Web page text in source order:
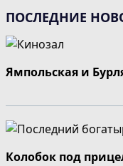
ПОСЛЕДНИЕ
Ямпольская и
Колобок под